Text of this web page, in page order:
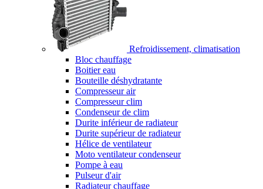
Refroidissement, climatisation
Bloc chauffage
Boitier eau
Bouteille déshydratante
Compresseur air
Compresseur clim
Condenseur de clim
Durite inférieur de radiateur
Durite supérieur de radiateur
Hélice de ventilateur
Moto ventilateur condenseur
Pompe à eau
Pulseur d'air
Radiateur chauffage